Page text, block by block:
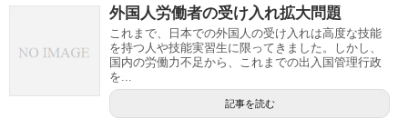
外国人労働者の受け入れ拡大問題
これまで、日本での外国人の受け入れは高度な技能
を持つ人や技能実習生に限ってきました。しかし、
国内の労働力不足から、これまでの出入国管理行政
を...
記事を読む